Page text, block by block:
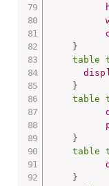
}
table
}
table
}
table
}